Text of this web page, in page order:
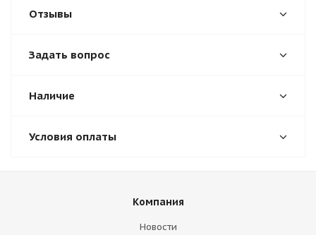
Отзывы
Задать вопрос
Наличие
Условия оплаты
Компания
Новости